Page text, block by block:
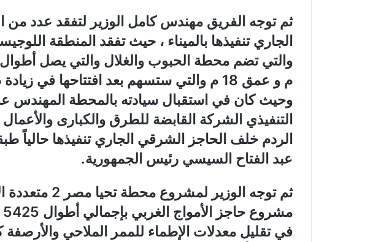
ثم توجه الفريق مهندس كامل الوزير لتفقد عدد من
الجاري تنفيذها بالميناء ، حيث تفقد المنطقة
م و عمق 18 م والتي ستسهم بعد افتتاحها في
وحيث كان في استقبال سيادته بالمحطة المهندس
التنفيذي الشركة القابضة للطرق والكبارى
الردم خلف الحاجز الشرقي الجاري تنفيذها حالياً
عبد الفتاح السيسي رئيس الجمهورية.
ثم توجه الوزير
في تقليل معدلات الإطماء للممر الملاحي